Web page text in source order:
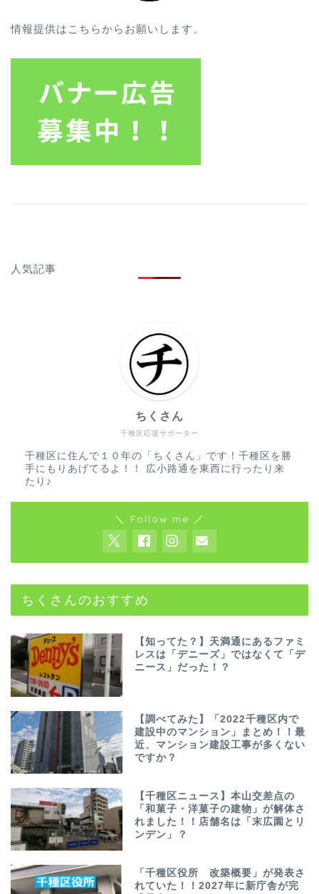
情報提供はこちらからお願いします。
人気記事
千種区応援サポーター
ちくさん
千種区に住んで１０年の「ちくさん」です！千種区を勝
手にもりあげてるよ！！ 広小路通を東西に行ったり来
たり♪
＼ Follow me ／
ちくさんのおすすめ
【知ってた？】天満通にあるファミ
レスは「デニーズ」ではなくて「デ
ニース」だった！？
【調べてみた】「2022千種区内で
建設中のマンション」まとめ！！最
近、マンション建設工事が多くない
ですか？
【千種区ニュース】本山交差点の
「和菓子・洋菓子の建物」が解体さ
れました！！店舗名は「末広園とリ
ンデン」？
「千種区役所 改築概要」が発表さ
れていた！！2027年に新庁舎が完